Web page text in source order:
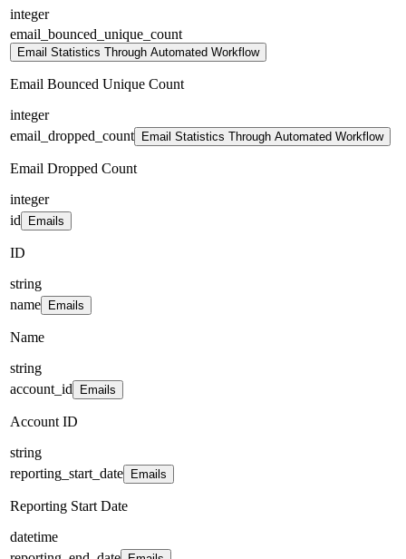
integer
email_bounced_unique_count
Email Statistics Through Automated Workflow
Email Bounced Unique Count
integer
email_dropped_count
Email Statistics Through Automated Workflow
Email Dropped Count
integer
id
Emails
ID
string
name
Emails
Name
string
account_id
Emails
Account ID
string
reporting_start_date
Emails
Reporting Start Date
datetime